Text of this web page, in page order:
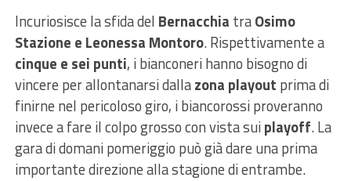
Incuriosisce la sfida del Bernacchia traOsimo
Stazione e Leonessa Montoro. Rispettivamente a
cinque e sei punti, i bianconeri hanno bisogno di
vincere per allontanarsi dallazona playout prima di
finirne nel pericoloso giro, i biancorossi proveranno
invece a fare il colpo grosso con vista suiplayoff. La
gara di domani pomeriggio può già dare una prima
importante direzione alla stagione di entrambe.